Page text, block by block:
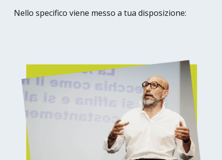
Nello specifico viene messo a tua disposizione: